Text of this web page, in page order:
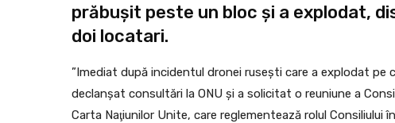
prăbușit peste un bloc și a explodat,
doi locatari.
”Imediat după incidentul dronei ruseşti care a explodat pe
declanşat consultări la ONU şi a solicitat o reuniune a
Carta Naţiunilor Unite, care reglementează rolul Consiliului